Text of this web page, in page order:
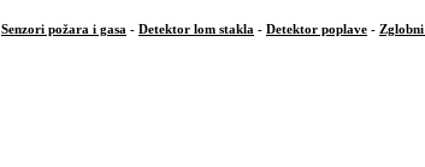
Senzori požara i gasa - Detektor lom stakla - Detektor poplave - Zglobni